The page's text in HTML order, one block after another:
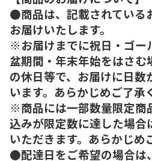
●商品は、記載されている
お届けいたします。
※お届けまでに祝日・ゴー
盆期間・年末年始をはさむ
の休日等で、お届けに日数
います。あらかじめご了承
※商品には一部数量限定商
込みが限定数に達した場合
いただきます。あらかじめ
●配達日をご希望の場合は